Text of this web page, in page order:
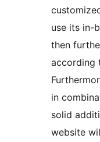
use its in-
then
according
in
solid
website